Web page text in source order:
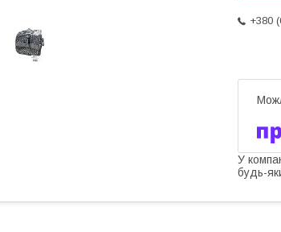
+380
У
будь-